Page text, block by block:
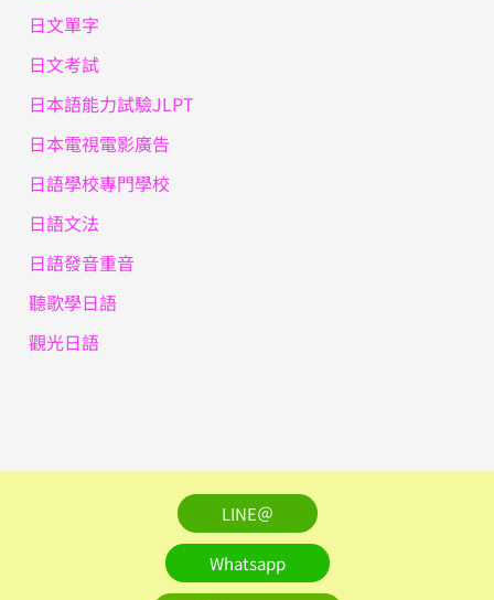
日文單字
日文考試
日本語能力試驗JLPT
日本電視電影廣告
日語學校專門學校
日語文法
日語發音重音
聽歌學日語
觀光日語
LINE＠
Whatsapp